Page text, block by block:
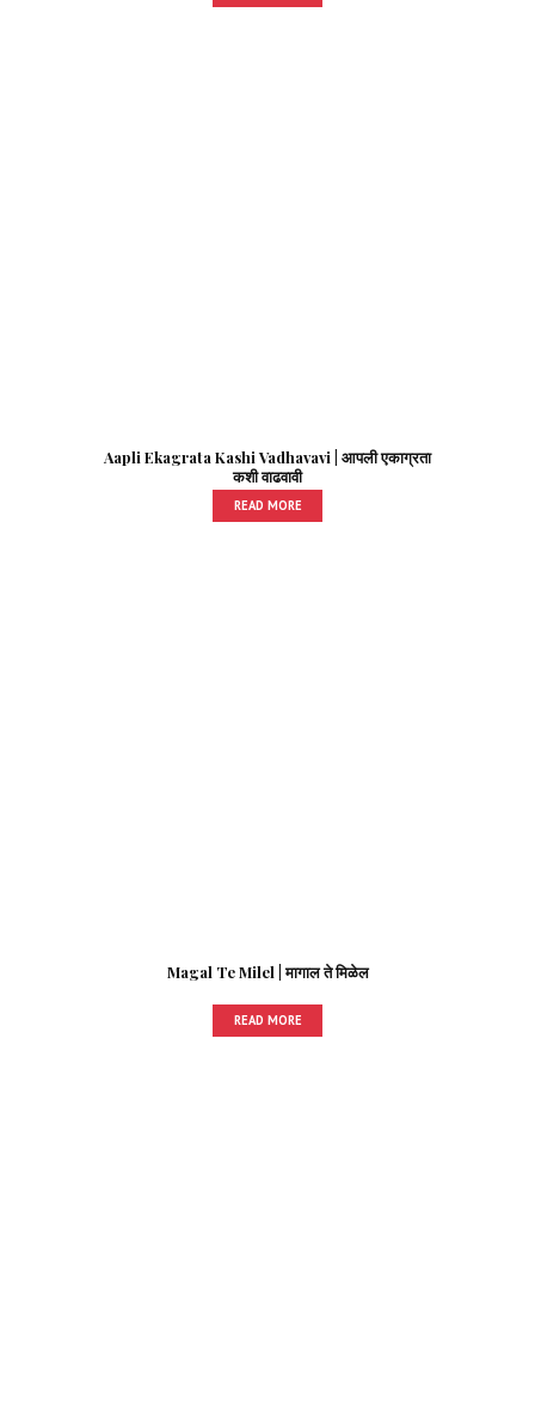
Aapli Ekagrata Kashi Vadhavavi | आपली एकाग्रता
कशी वाढवावी
READ MORE
Magal Te Milel | मागाल ते मिळेल
READ MORE